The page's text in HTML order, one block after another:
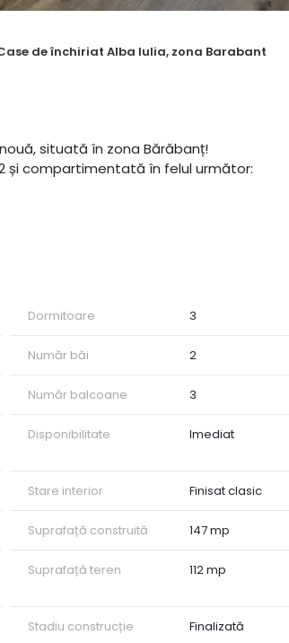
de închiriat Alba Iulia, zona Barabant
situată în zona Bărăbanț!
și compartimentată în felul următor:
rugăm să ne contactați!
Dormitoare 3
Număr băi 2
Număr balcoane 3
Disponibilitate Imediat
Stare interior Finisat clasic
Suprafață construită 147 mp
Suprafață teren 112 mp
Stadiu construcție Finalizată